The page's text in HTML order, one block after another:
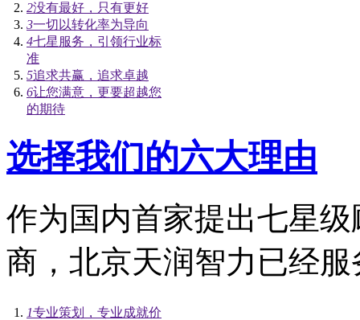
2没有最好，只有更好
3一切以转化率为导向
4七星服务，引领行业标
准
5追求共赢，追求卓越
6让您满意，更要超越您
的期待
选择我们的六大理由
作为国内首家提出七星
商，北京天润智力已经
1专业策划，专业成就价